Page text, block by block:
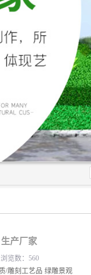
产厂家
览数：560
/雕刻工艺品 绿雕景观